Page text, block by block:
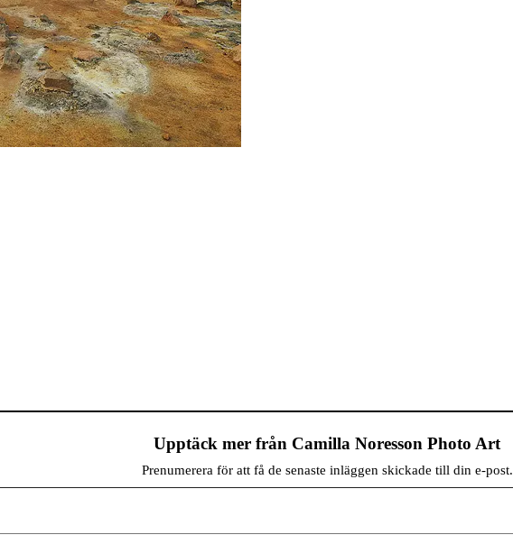
Upptäck mer från Camilla Noresson Photo Art
Prenumerera för att få de senaste inläggen skickade till din e-post.